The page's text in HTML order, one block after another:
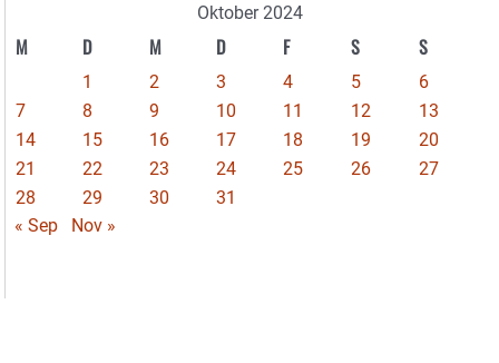
Oktober 2024
M D M D F S S
1 2 3 4 5
6
7
8 9 10 11 12
13
14
15 16 17 18 19
20
21
22 23 24 25 26
27
28
29 30
31
« Sep
Nov »